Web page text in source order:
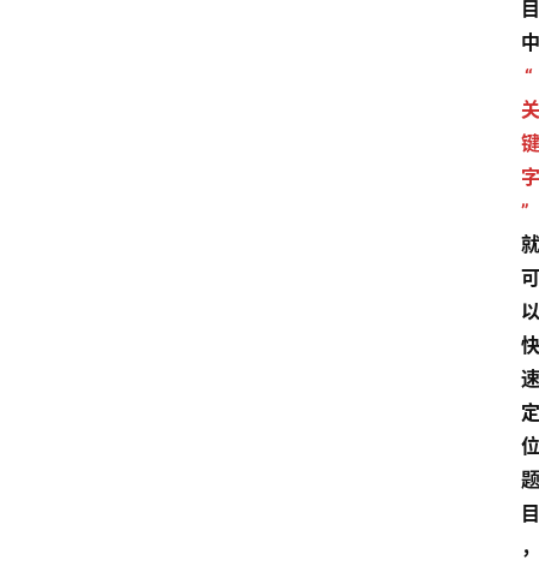
目
中
“
关
键
字
”
就
可
以
快
速
定
位
题
目
，